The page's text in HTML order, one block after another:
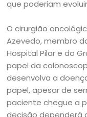
que poderiam
O cirurgião
Azevedo, membro
Hospital Pilar e do
papel da
desenvolva a
papel, apesar de
paciente chegue a
decisão dependerá